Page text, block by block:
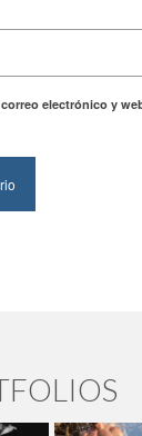
electrónico y